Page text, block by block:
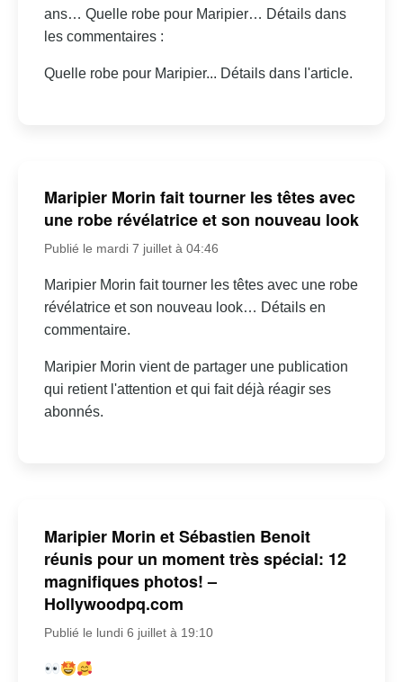
ans… Quelle robe pour Maripier… Détails dans
les commentaires :
Quelle robe pour Maripier... Détails dans l'article.
Maripier Morin fait tourner les têtes avec
une robe révélatrice et son nouveau look
Publié le mardi 7 juillet à 04:46
Maripier Morin fait tourner les têtes avec une robe
révélatrice et son nouveau look… Détails en
commentaire.
Maripier Morin vient de partager une publication
qui retient l'attention et qui fait déjà réagir ses
abonnés.
Maripier Morin et Sébastien Benoit
réunis pour un moment très spécial: 12
magnifiques photos! –
Hollywoodpq.com
Publié le lundi 6 juillet à 19:10